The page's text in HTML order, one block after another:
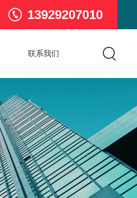
13929207010
联系我们